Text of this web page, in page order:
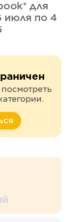
для
июля по 4